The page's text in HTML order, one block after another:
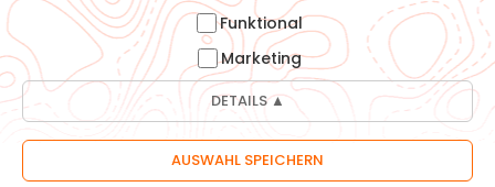
Möhrle-Bikes GmbH
Heininger Str. 40
73037 Göppingen
Informationen
Funktional
Marketing
DETAILS ▲